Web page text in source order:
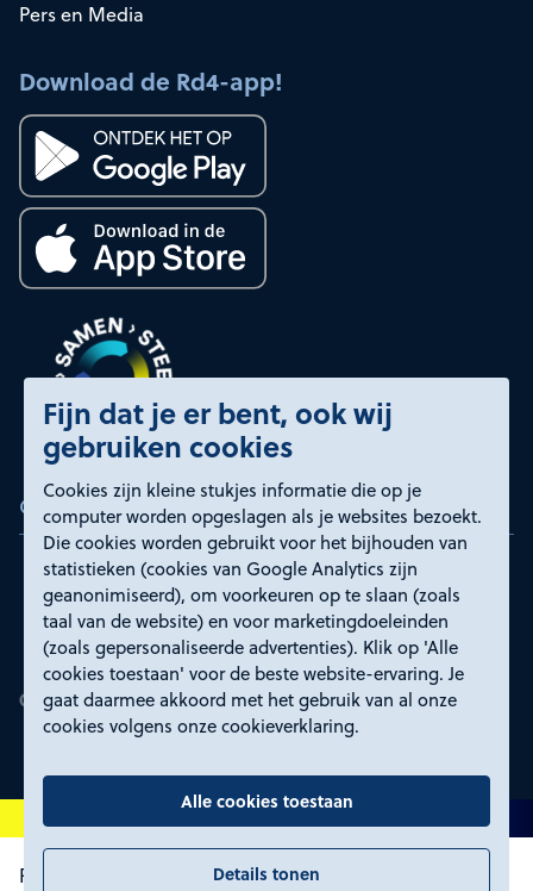
Fijn dat je er bent, ook wij
gebruiken cookies
Cookies zijn kleine stukjes informatie die op je
computer worden opgeslagen als je websites bezoekt.
Die cookies worden gebruikt voor het bijhouden van
statistieken (cookies van Google Analytics zijn
geanonimiseerd), om voorkeuren op te slaan (zoals
taal van de website) en voor marketingdoeleinden
(zoals gepersonaliseerde advertenties). Klik op 'Alle
cookies toestaan' voor de beste website-ervaring. Je
gaat daarmee akkoord met het gebruik van al onze
cookies volgens onze cookieverklaring.
Alle cookies toestaan
Details tonen
Pers en Media
Download de Rd4-app!
Certificeringen
Proclaimer en toegankelijkheid Privacyverklaring